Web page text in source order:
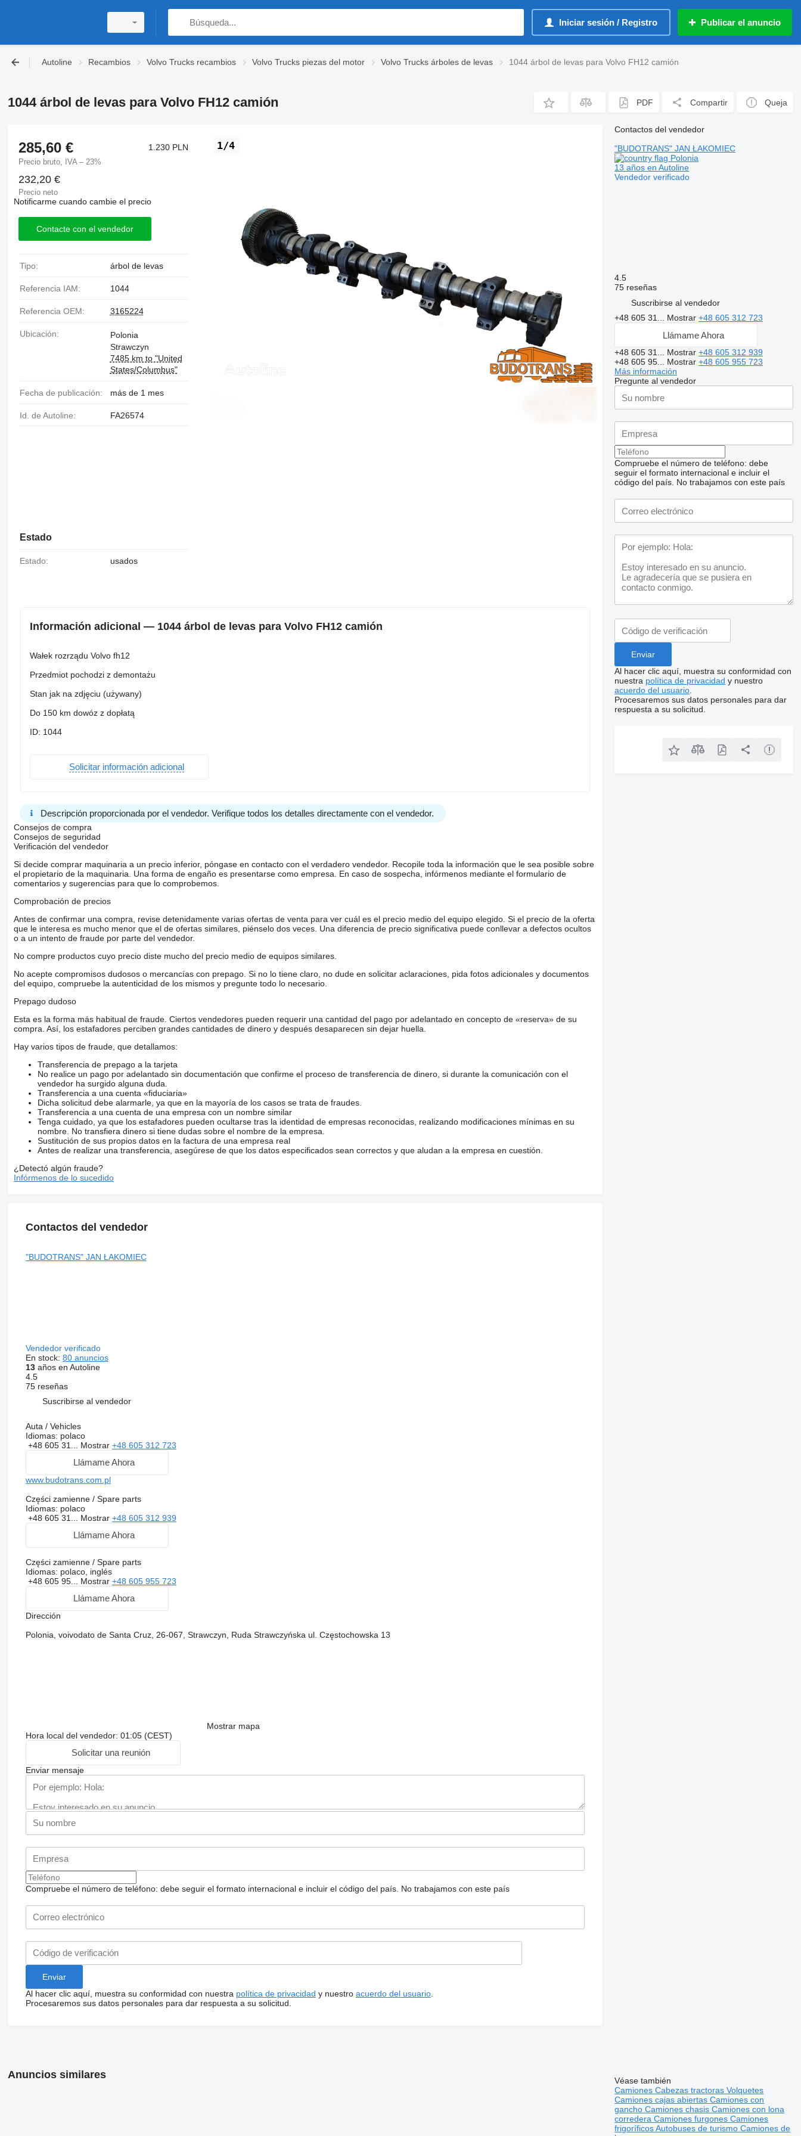
Iniciar sesión / Registro Publicar el anuncio
Autoline Recambios Volvo Trucks recambios Volvo Trucks piezas del motor Volvo Trucks árboles de levas 1044 árbol de levas para Volvo FH12 camión
1044 árbol de levas para Volvo FH12 camión PDF Compartir Queja
Solicitar fotos
adicionales
1/4
285,60 €
Precio bruto, IVA – 23%
1.230 PLN
232,20 €
Precio neto
Notificarme cuando cambie el precio
Contacte con el vendedor
Tipo: árbol de levas
Referencia IAM: 1044
Referencia OEM: 3165224
Ubicación:
Polonia
Strawczyn
7485 km to "United
States/Columbus"
Fecha de publicación: más de 1 mes
Id. de Autoline: FA26574
Estado
Estado: usados
Información adicional — 1044 árbol de levas para Volvo FH12 camión
Wałek rozrządu Volvo fh12
Przedmiot pochodzi z demontażu
Stan jak na zdjęciu (używany)
Do 150 km dowóz z dopłatą
ID: 1044
Solicitar información adicional
Descripción proporcionada por el vendedor. Verifique todos los detalles directamente con el vendedor.
Consejos de compra
Consejos de seguridad
Verificación del vendedor
Si decide comprar maquinaria a un precio inferior, póngase en contacto con el verdadero vendedor. Recopile toda la información que le sea posible sobre
el propietario de la maquinaria. Una forma de engaño es presentarse como empresa. En caso de sospecha, infórmenos mediante el formulario de
comentarios y sugerencias para que lo comprobemos.
Comprobación de precios
Antes de confirmar una compra, revise detenidamente varias ofertas de venta para ver cuál es el precio medio del equipo elegido. Si el precio de la oferta
que le interesa es mucho menor que el de ofertas similares, piénselo dos veces. Una diferencia de precio significativa puede conllevar a defectos ocultos
o a un intento de fraude por parte del vendedor.
No compre productos cuyo precio diste mucho del precio medio de equipos similares.
No acepte compromisos dudosos o mercancías con prepago. Si no lo tiene claro, no dude en solicitar aclaraciones, pida fotos adicionales y documentos
del equipo, compruebe la autenticidad de los mismos y pregunte todo lo necesario.
Prepago dudoso
Esta es la forma más habitual de fraude. Ciertos vendedores pueden requerir una cantidad del pago por adelantado en concepto de «reserva» de su
compra. Así, los estafadores perciben grandes cantidades de dinero y después desaparecen sin dejar huella.
Hay varios tipos de fraude, que detallamos:
Transferencia de prepago a la tarjeta
No realice un pago por adelantado sin documentación que confirme el proceso de transferencia de dinero, si durante la comunicación con el
vendedor ha surgido alguna duda.
Transferencia a una cuenta «fiduciaria»
Dicha solicitud debe alarmarle, ya que en la mayoría de los casos se trata de fraudes.
Transferencia a una cuenta de una empresa con un nombre similar
Tenga cuidado, ya que los estafadores pueden ocultarse tras la identidad de empresas reconocidas, realizando modificaciones mínimas en su
nombre. No transfiera dinero si tiene dudas sobre el nombre de la empresa.
Sustitución de sus propios datos en la factura de una empresa real
Antes de realizar una transferencia, asegúrese de que los datos especificados sean correctos y que aludan a la empresa en cuestión.
¿Detectó algún fraude?
Infórmenos de lo sucedido
Contactos del vendedor
"BUDOTRANS" JAN ŁAKOMIEC
Vendedor verificado
En stock: 80 anuncios
13años en Autoline
4.5
75 reseñas
Suscribirse al vendedor
Auta / Vehicles
Idiomas: polaco
+48 605 31... Mostrar +48 605 312 723
Llámame Ahora
www.budotrans.com.pl
Części zamienne / Spare parts
Idiomas: polaco
+48 605 31... Mostrar +48 605 312 939
Llámame Ahora
Części zamienne / Spare parts
Idiomas: polaco, inglés
+48 605 95... Mostrar +48 605 955 723
Llámame Ahora
Dirección
Polonia, voivodato de Santa Cruz, 26-067, Strawczyn, Ruda Strawczyńska ul. Częstochowska 13
Mostrar mapa
Hora local del vendedor: 01:05 (CEST)
Solicitar una reunión
Enviar mensaje
Compruebe el número de teléfono: debe seguir el formato internacional e incluir el código del país. No trabajamos con este país
Al hacer clic aquí, muestra su conformidad con nuestra política de privacidad y nuestro acuerdo del usuario.
Procesaremos sus datos personales para dar respuesta a su solicitud.
Contactos del vendedor
"BUDOTRANS" JAN ŁAKOMIEC
Polonia
13 años en Autoline
Vendedor verificado
4.5
75 reseñas
Suscribirse al vendedor
+48 605 31... Mostrar+48 605 312 723
Llámame Ahora
+48 605 31... Mostrar+48 605 312 939
+48 605 95... Mostrar+48 605 955 723
Más información
Pregunte al vendedor
Compruebe el número de teléfono: debe
seguir el formato internacional e incluir el
código del país. No trabajamos con este país
Al hacer clic aquí, muestra su conformidad con
nuestra política de privacidad y nuestro
acuerdo del usuario
Procesaremos sus datos personales para dar
respuesta a su solicitud.
Anuncios similares
Véase también
CamionesCabezas tractorasVolquetes
Camiones cajas abiertasCamiones con
ganchoCamiones chasisCamiones con lona
correderaCamiones furgonesCamiones
frigoríficosAutobuses de turismoCamiones de